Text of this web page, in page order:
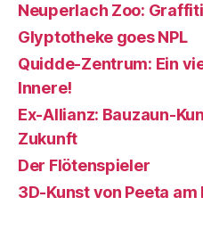
Neuperlach Zoo:
Glyptotheke goes NPL
Quidde-Zentrum: Ein
Innere!
Ex-Allianz: Bauzaun-
Zukunft
Der Flötenspieler
3D-Kunst von Peeta